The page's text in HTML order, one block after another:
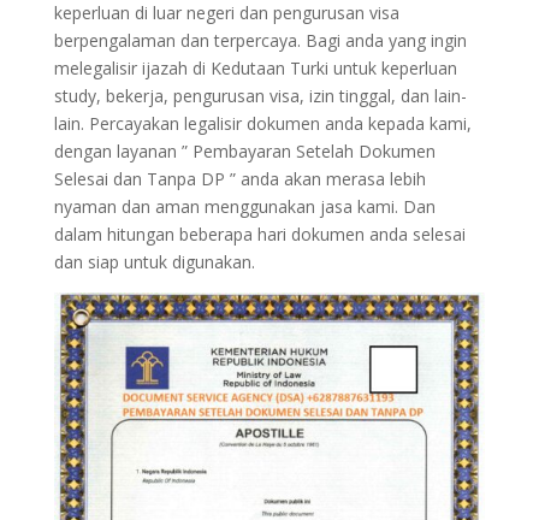
keperluan di luar negeri dan pengurusan visa
berpengalaman dan terpercaya. Bagi anda yang ingin
melegalisir ijazah di Kedutaan Turki untuk keperluan
study, bekerja, pengurusan visa, izin tinggal, dan lain-
lain. Percayakan legalisir dokumen anda kepada kami,
dengan layanan ” Pembayaran Setelah Dokumen
Selesai dan Tanpa DP ” anda akan merasa lebih
nyaman dan aman menggunakan jasa kami. Dan
dalam hitungan beberapa hari dokumen anda selesai
dan siap untuk digunakan.